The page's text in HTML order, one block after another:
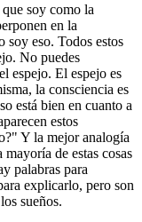
soy como la
en la
soy eso. Todos estos
No puedes
espejo. El espejo es
la consciencia es
está bien en cuanto a
estos
Y la mejor analogía
de estas cosas
palabras para
explicarlo, pero son
sueños.